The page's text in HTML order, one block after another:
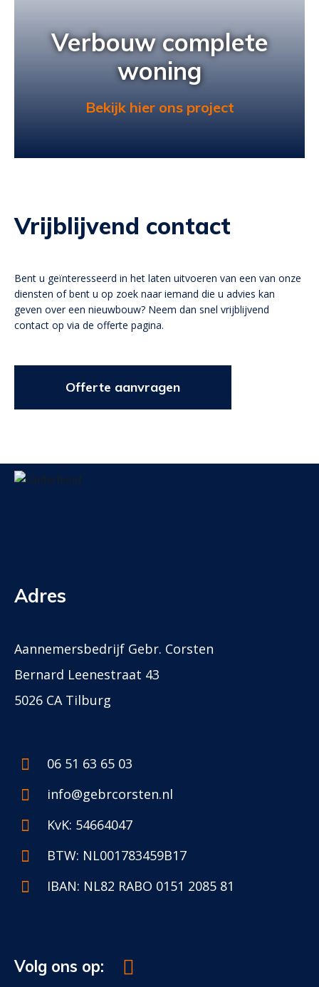
Verbouw complete
woning
Bekijk hier ons project
Verbouw complete
woning
Bekijk hier ons project
Vrijblijvend contact
Bent u geïnteresseerd in het laten uitvoeren van een van onze
diensten of bent u op zoek naar iemand die u advies kan
geven over een nieuwbouw? Neem dan snel vrijblijvend
contact op via de offerte pagina.
Offerte aanvragen
Adres
Aannemersbedrijf Gebr. Corsten
Bernard Leenestraat 43
5026 CA Tilburg
06 51 63 65 03
info@gebrcorsten.nl
KvK: 54664047
BTW: NL001783459B17
IBAN: NL82 RABO 0151 2085 81
Volg ons op: